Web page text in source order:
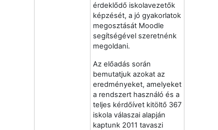
érdeklődő iskolavezetők
képzését, a jó gyakorlatok
megosztását Moodle
segítségével szeretnénk
megoldani.
Az előadás során
bemutatjuk azokat az
eredményeket, amelyeket
a rendszert használó és a
teljes kérdőívet kitöltő 367
iskola válaszai alapján
kaptunk 2011 tavaszi